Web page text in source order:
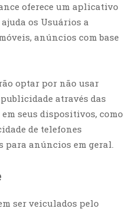
oferece um aplicativo
os Usuários a
anúncios com base
optar por não usar
através das
seus dispositivos, como
de telefones
para anúncios em geral.
ser veiculados pelo